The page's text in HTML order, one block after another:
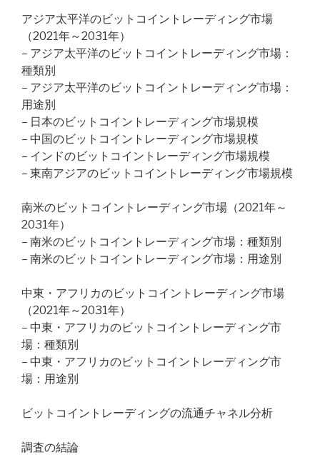
アジア太平洋のビットコイントレーディング市場
（2021年～2031年）
– アジア太平洋のビットコイントレーディング市場：
種類別
– アジア太平洋のビットコイントレーディング市場：
用途別
– 日本のビットコイントレーディング市場規模
– 中国のビットコイントレーディング市場規模
– インドのビットコイントレーディング市場規模
– 東南アジアのビットコイントレーディング市場規模
南米のビットコイントレーディング市場（2021年～
2031年）
– 南米のビットコイントレーディング市場：種類別
– 南米のビットコイントレーディング市場：用途別
中東・アフリカのビットコイントレーディング市場
（2021年～2031年）
– 中東・アフリカのビットコイントレーディング市
場：種類別
– 中東・アフリカのビットコイントレーディング市
場：用途別
ビットコイントレーディングの流通チャネル分析
調査の結論